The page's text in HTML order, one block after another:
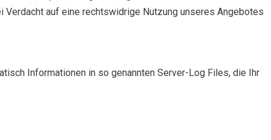
auf eine rechtswidrige Nutzung unseres Angebotes
Informationen in so genannten Server-Log Files, die Ihr